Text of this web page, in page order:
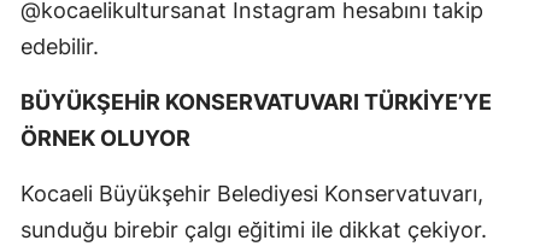
@kocaelikultursanat Instagram hesabını takip
edebilir.
BÜYÜKŞEHİR KONSERVATUVARI TÜRKİYE’YE
ÖRNEK OLUYOR
Kocaeli Büyükşehir Belediyesi Konservatuvarı,
sunduğu birebir çalgı eğitimi ile dikkat çekiyor.